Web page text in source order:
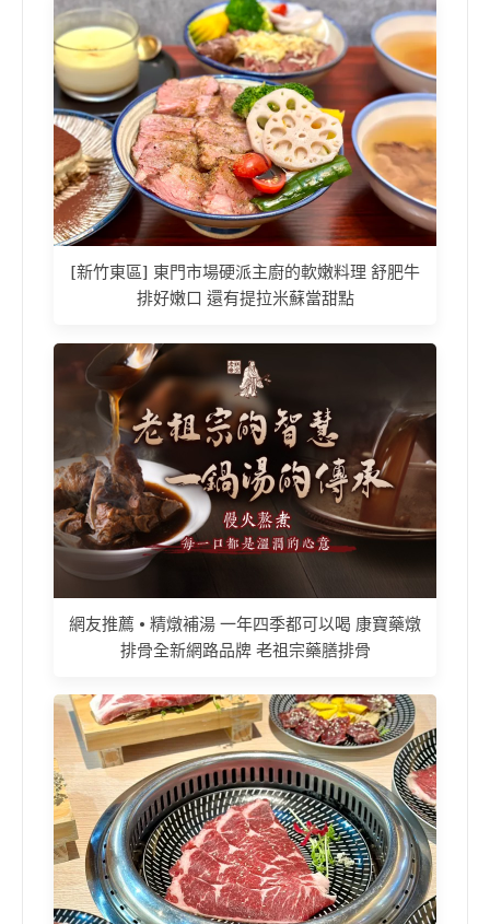
[新竹東區] 東門市場硬派主廚的軟嫩料理 舒肥牛
排好嫩口 還有提拉米蘇當甜點
網友推薦 • 精燉補湯 一年四季都可以喝 康寶藥燉
排骨全新網路品牌 老祖宗藥膳排骨